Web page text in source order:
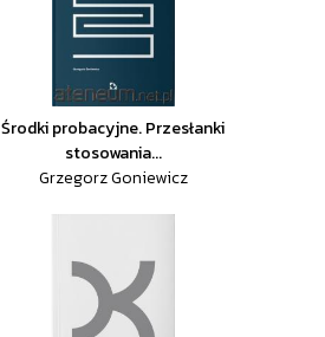
Środki probacyjne. Przesłanki
stosowania...
Grzegorz Goniewicz